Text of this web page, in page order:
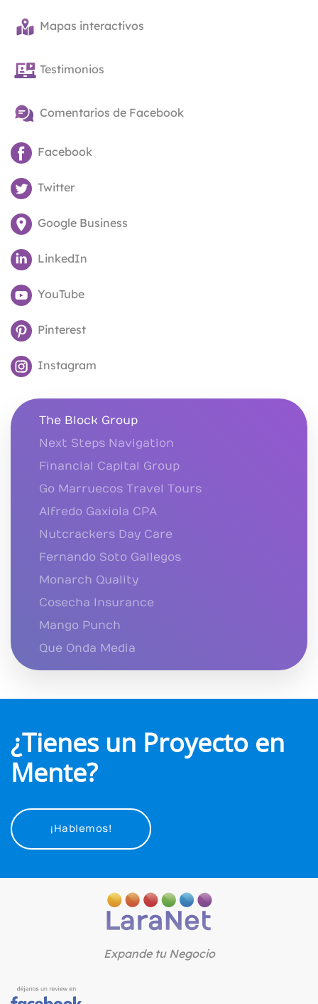
Mapas interactivos
Testimonios
Comentarios de Facebook
Facebook
Twitter
Google Business
LinkedIn
YouTube
Pinterest
Instagram
The Block Group
Next Steps Navigation
Financial Capital Group
Go Marruecos Travel Tours
Alfredo Gaxiola CPA
Nutcrackers Day Care
Fernando Soto Gallegos
Monarch Quality
Cosecha Insurance
Mango Punch
Que Onda Media
¿Tienes un Proyecto en
Mente?
¡Hablemos!
Expande tu Negocio